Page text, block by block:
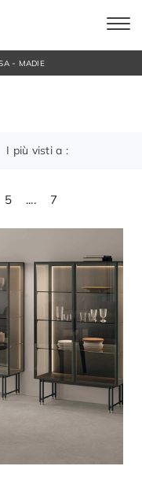
- MADIE
I più visti a :
5 .... 7